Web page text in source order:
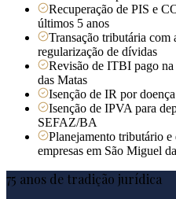
Recuperação de PIS e
últimos 5 anos
Transação tributária com
regularização de dívidas
Revisão de ITBI pago
das Matas
Isenção de IR por
Isenção de IPVA para
SEFAZ/BA
Planejamento tributário e
empresas em São Miguel
75 anos de tradição jurídica